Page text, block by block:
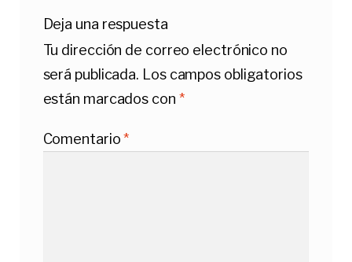
Deja una respuesta
Tu dirección de correo electrónico no
será publicada. Los campos obligatorios
están marcados con *
Comentario*